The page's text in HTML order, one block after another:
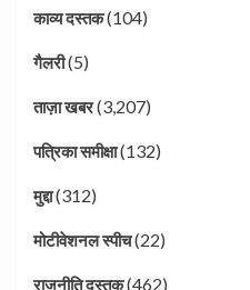
काव्य दस्तक(104)
गैलरी(5)
ताज़ा खबर(3,207)
पत्रिका समीक्षा(132)
मुद्दा(312)
मोटीवेशनल स्पीच(22)
राजनीति दस्तक(462)